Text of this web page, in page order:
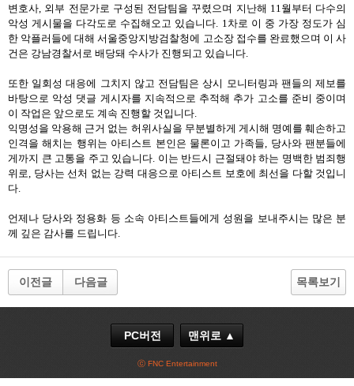
변호사, 외부 전문가로 구성된 전담팀을 꾸렸으며 지난해 11월부터 다수의
악성 게시물을 다각도로 수집해오고 있습니다. 1차로 이 중 가장 정도가 심
한 악플러들에 대해 서울중앙지방검찰청에 고소장 접수를 완료했으며 이 사
건은 강남경찰서로 배당돼 수사가 진행되고 있습니다.
또한 일회성 대응에 그치지 않고 전담팀은 상시 모니터링과 팬들의 제보를
바탕으로 악성 댓글 게시자를 지속적으로 추적해 추가 고소를 준비 중이며
이 작업은 앞으로도 계속 진행할 것입니다.
익명성을 악용해 근거 없는 허위사실을 무분별하게 게시해 명예를 훼손하고
인격을 해치는 행위는 아티스트 본인은 물론이고 가족들, 당사와 팬분들에
게까지 큰 고통을 주고 있습니다. 이는 반드시 근절돼야 하는 명백한 범죄행
위로, 당사는 선처 없는 강력 대응으로 아티스트 보호에 최선을 다할 것입니
다.
언제나 당사와 정용화 등 소속 아티스트들에게 성원을 보내주시는 많은 분
께 깊은 감사를 드립니다.
이전글 다음글 목록보기
PC버전 맨위로 ▲
ⓒ FNC Entertainment